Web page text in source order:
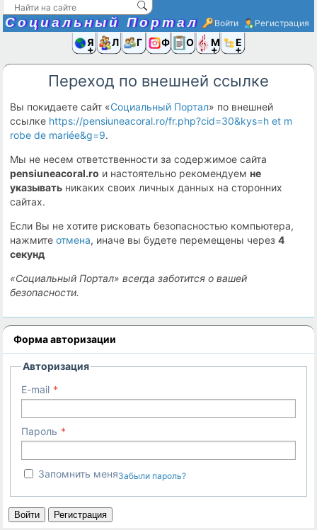
Социальный Портал Войти Регистрация
Я иЛюди
Группы
Фото Ещё
Переход по внешней ссылке
Вы покидаете сайт «Социальный Портал» по внешней
ссылке https://pensiuneacoral.ro/fr.php?cid=30&kys=h et m
robe de mariée&g=9.
Мы не несем ответственности за содержимое сайта
pensiuneacoral.ro и настоятельно рекомендуемне
указывать никаких своих личных данных на сторонних
сайтах.
Если Вы не хотите рисковать безопасностью компьютера,
нажмитеотмена, иначе вы будете перемещены через4
секунд
«Социальный Портал» всегда заботится о вашей
безопасности.
Форма авторизации
Авторизация
E-mail
Пароль
Запомнить меняЗабыли пароль?
Войти Регистрация